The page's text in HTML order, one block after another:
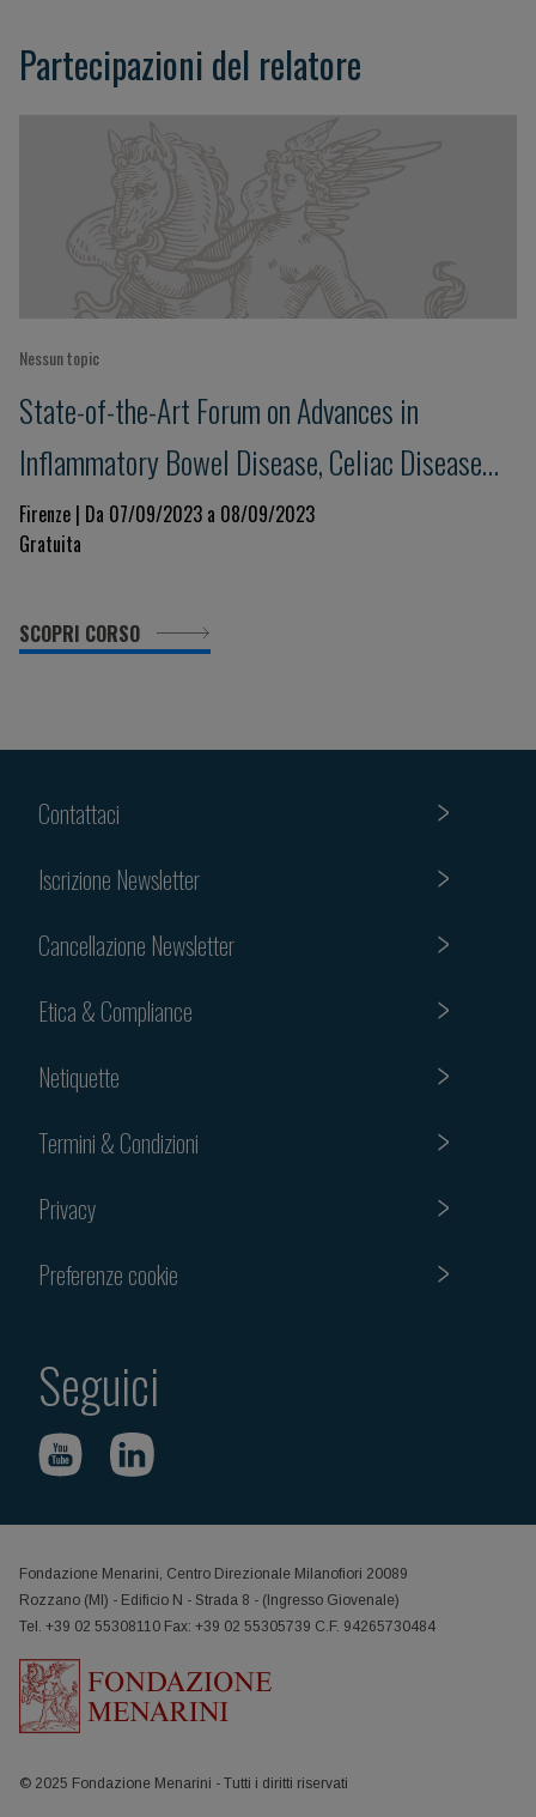
Partecipazioni del relatore
Nessun topic
State-of-the-Art Forum on Advances in
Inflammatory Bowel Disease, Celiac Disease
and Food Allergies
Firenze | Da 07/09/2023 a 08/09/2023
Gratuita
SCOPRI CORSO
Contattaci
Iscrizione Newsletter
Cancellazione Newsletter
Etica & Compliance
Netiquette
Termini & Condizioni
Privacy
Preferenze cookie
Seguici
Fondazione Menarini, Centro Direzionale Milanofiori 20089
Rozzano (MI) - Edificio N - Strada 8 - (Ingresso Giovenale)
Tel. +39 02 55308110 Fax: +39 02 55305739 C.F. 94265730484
© 2025 Fondazione Menarini - Tutti i diritti riservati